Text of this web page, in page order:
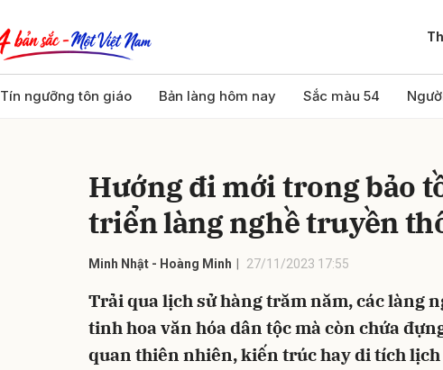
Tín ngưỡng tôn giáo Bản làng hôm nay Sắc màu 54
Hướng đi mới trong bảo
triển làng nghề truyền
Minh Nhật - Hoàng Minh 27/11/2023 17:55
Trải qua lịch sử hàng trăm năm, các làng
tinh hoa văn hóa dân tộc mà còn chứa
quan thiên nhiên, kiến trúc hay di tích
Gửi bình luận